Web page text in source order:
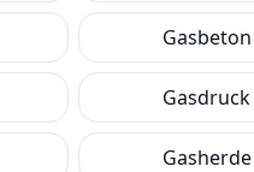
Gasbeton
Gasdruck
Gasherde